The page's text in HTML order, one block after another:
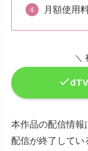
月額使用
＼
本作品の配信情報
配信が終了してい